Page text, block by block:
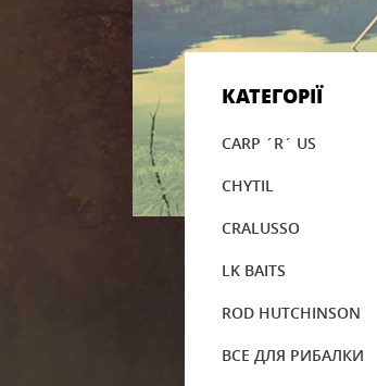
КАТЕГОРІЇ
CARP ´R´ US
CHYTIL
CRALUSSO
LK BAITS
ROD HUTCHINSON
ВСЕ ДЛЯ РИБАЛКИ